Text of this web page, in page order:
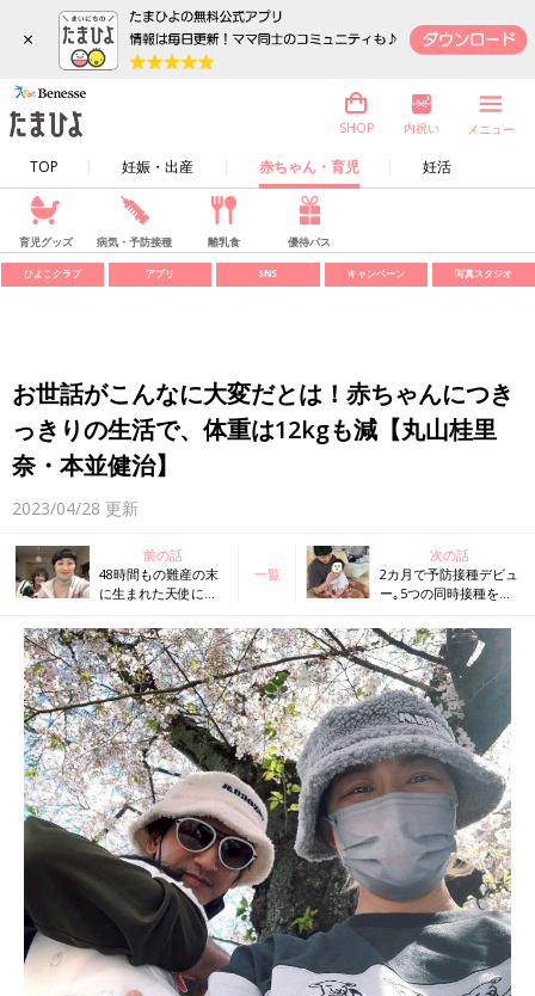
×
TOP 妊娠・出産 赤ちゃん・育児 妊活
SHOP 内祝い メニュー
育児グッズ 病気・予防接種 離乳食 優待パス
ひよこクラブ アプリ SNS キャンペーン 写真スタジオ
お世話がこんなに大変だとは！赤ちゃんにつき
っきりの生活で、体重は12kgも減【丸山桂里
奈・本並健治】
2023/04/28 更新
前の話
48時間もの難産の末
に生まれた天使にメ
妻、鼻以外は僕にそ
っくり！【丸山桂里
奈・本並健治】
一覧
次の話
2カ月で予防接種デビュ
ー｡5つの同時接種をし
して大号泣で大暴れ!
【丸山桂里奈・本並健
治】